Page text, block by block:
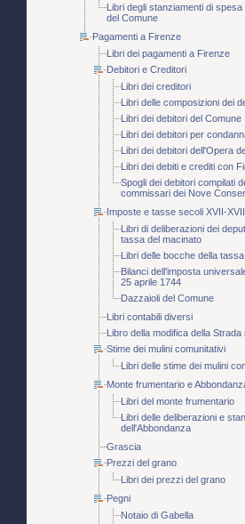
Libri degli stanziamenti di spesa
del Comune
Pagamenti a Firenze
Libri dei pagamenti a Firenze
Debitori e Creditori
Libri dei creditori
Libri delle composizioni dei
Libri dei debitori del Comune
Libri dei debitori per
Libri dei debitori dell'Opera
Libri dei debiti e crediti con
Spogli dei debitori compilati
commissari dei Nove
Imposte e tasse secoli XVII-
Libri di deliberazioni dei
tassa del macinato
Libri delle bocche della
Bilanci dell'imposta
25 aprile 1744
Dazzaioli del Comune
Libri contabili diversi
Libro della modifica della Strada
Stime dei mulini comunitativi
Libri delle stime dei mulini
Monte frumentario e
Libri del monte frumentario
Libri delle deliberazioni e
dell'Abbondanza
Grascia
Prezzi del grano
Libri dei prezzi del grano
Pegni
Notaio di Gabella